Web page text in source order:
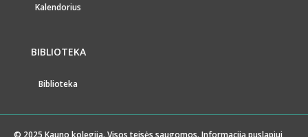
Kalendorius
BIBLIOTEKA
Biblioteka
© 2025 Kauno kolegija. Visos teisės saugomos. Informaciją puslapiui